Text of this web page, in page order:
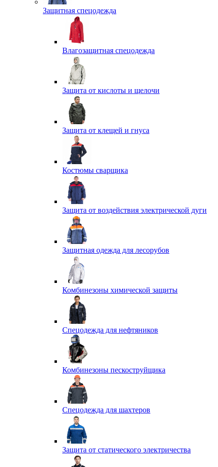
Защитная спецодежда
Влагозащитная спецодежда
Защита от кислоты и щелочи
Защита от клещей и гнуса
Костюмы сварщика
Защита от воздействия электрической дуги
Защитная одежда для лесорубов
Комбинезоны химической защиты
Спецодежда для нефтяников
Комбинезоны пескоструйщика
Спецодежда для шахтеров
Защита от статического электричества